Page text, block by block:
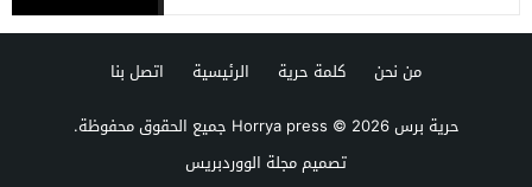
من نحن كلمة حرية الرئيسية
اتصل بنا
حرية برس Horrya press© 2026 جميع الحقوق محفوظة.
تصميممجلة الووردبريس